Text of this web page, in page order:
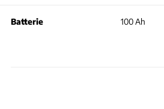
Batterie 100 Ah